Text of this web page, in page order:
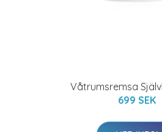
Våtrumsremsa
699 SEK